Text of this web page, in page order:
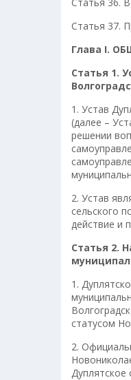
Статья 37.
Глава I.
Статья 1.
1. Устав
(далее –
решении
2. Устав
сельского
действие и
Статья 2.
1.
статусом
2.
Дуплятское